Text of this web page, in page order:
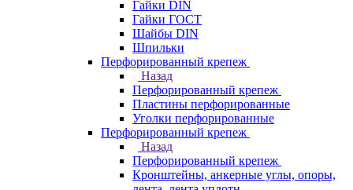
Гайки DIN
Гайки ГОСТ
Шайбы DIN
Шпильки
Перфорированный крепеж
Назад
Перфорированный крепеж
Пластины перфорированные
Уголки перфорированные
Перфорированный крепеж
Назад
Перфорированный крепеж
Кронштейны, анкерные углы, опоры,